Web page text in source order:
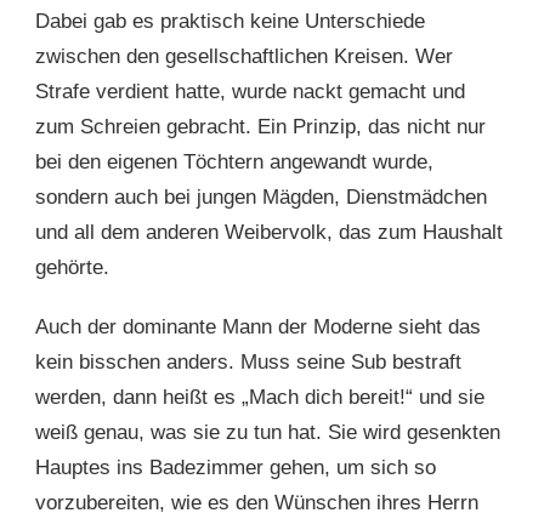
Dabei gab es praktisch keine Unterschiede
zwischen den gesellschaftlichen Kreisen. Wer
Strafe verdient hatte, wurde nackt gemacht und
zum Schreien gebracht. Ein Prinzip, das nicht nur
bei den eigenen Töchtern angewandt wurde,
sondern auch bei jungen Mägden, Dienstmädchen
und all dem anderen Weibervolk, das zum Haushalt
gehörte.
Auch der dominante Mann der Moderne sieht das
kein bisschen anders. Muss seine Sub bestraft
werden, dann heißt es „Mach dich bereit!“ und sie
weiß genau, was sie zu tun hat. Sie wird gesenkten
Hauptes ins Badezimmer gehen, um sich so
vorzubereiten, wie es den Wünschen ihres Herrn